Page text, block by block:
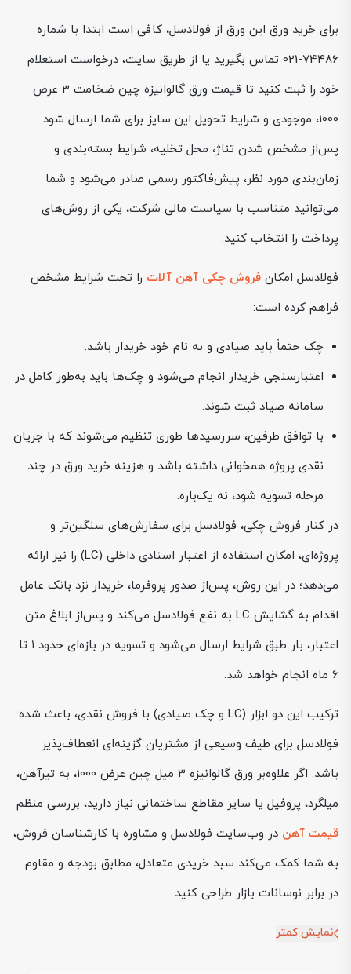
برای خرید ورق این ورق از فولادسل، کافی است ابتدا با شماره
74486-021 تماس بگیرید یا از طریق سایت، درخواست استعلام
خود را ثبت کنید تا قیمت ورق گالوانیزه چین ضخامت 3 عرض
1000، موجودی و شرایط تحویل این سایز برای شما ارسال شود.
پس‌از مشخص شدن تناژ، محل تخلیه، شرایط بسته‌بندی و
زمان‌بندی مورد نظر، پیش‌فاکتور رسمی صادر می‌شود و شما
می‌توانید متناسب با سیاست مالی شرکت، یکی از روش‌های
پرداخت را انتخاب کنید.
فولادسل امکان فروش چکی آهن آلات را تحت شرایط مشخص
فراهم کرده است:
چک حتماً باید صیادی و به نام خود خریدار باشد.
اعتبارسنجی خریدار انجام می‌شود و چک‌ها باید به‌طور کامل در
سامانه صیاد ثبت شوند.
با توافق طرفین، سررسیدها طوری تنظیم می‌شوند که با جریان
نقدی پروژه همخوانی داشته باشد و هزینه خرید ورق در چند
مرحله تسویه شود، نه یک‌باره.
در کنار فروش چکی، فولادسل برای سفارش‌های سنگین‌تر و
پروژه‌ای، امکان استفاده از اعتبار اسنادی داخلی (LC) را نیز ارائه
می‌دهد؛ در این روش، پس‌از صدور پروفرما، خریدار نزد بانک عامل
اقدام به گشایش LC به نفع فولادسل می‌کند و پس‌از ابلاغ متن
اعتبار، بار طبق شرایط ارسال می‌شود و تسویه در بازه‌ای حدود ۱ تا
۶ ماه انجام خواهد شد.
ترکیب این دو ابزار (LC و چک صیادی) با فروش نقدی، باعث شده
فولادسل برای طیف وسیعی از مشتریان گزینه‌ای انعطاف‌پذیر
باشد. اگر علاوه‌بر ورق گالوانیزه 3 میل چین عرض 1000، به تیرآهن،
میلگرد، پروفیل یا سایر مقاطع ساختمانی نیاز دارید، بررسی منظم
قیمت آهن در وب‌سایت فولادسل و مشاوره با کارشناسان فروش،
به شما کمک می‌کند سبد خریدی متعادل، مطابق بودجه و مقاوم
در برابر نوسانات بازار طراحی کنید.
نمایش کمتر